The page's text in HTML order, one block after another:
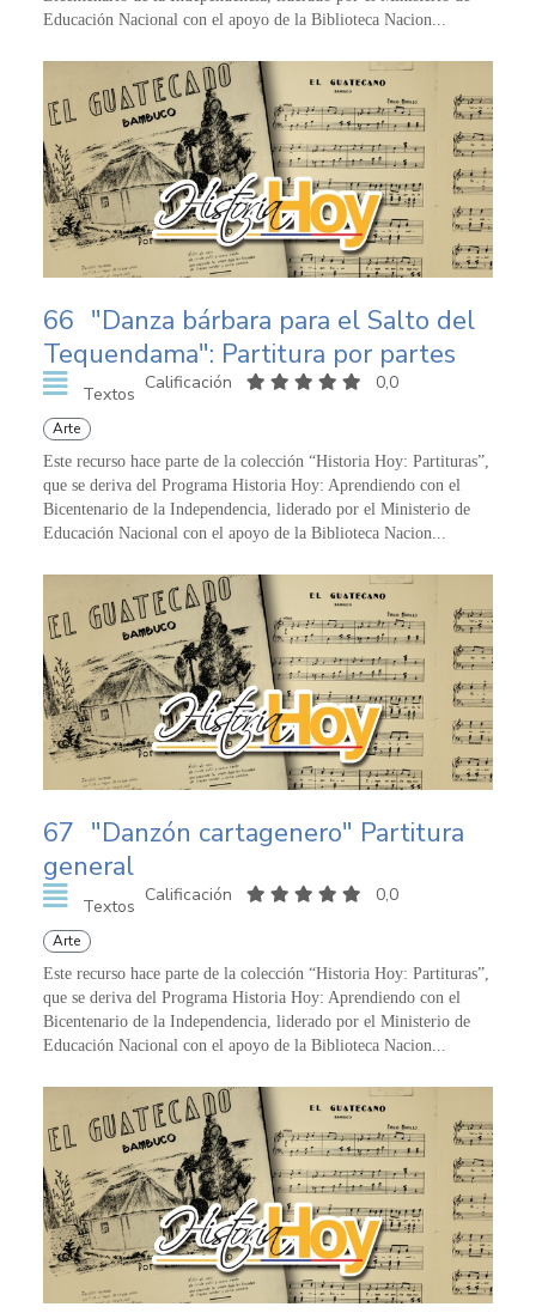
Educación Nacional con el apoyo de la Biblioteca Nacion...
66 "Danza bárbara para el Salto del
Tequendama": Partitura por partes
Textos
Calificación 0,0
Arte
Este recurso hace parte de la colección “Historia Hoy: Partituras”,
que se deriva del Programa Historia Hoy: Aprendiendo con el
Bicentenario de la Independencia, liderado por el Ministerio de
Educación Nacional con el apoyo de la Biblioteca Nacion...
67 "Danzón cartagenero" Partitura
general
Textos
Calificación 0,0
Arte
Este recurso hace parte de la colección “Historia Hoy: Partituras”,
que se deriva del Programa Historia Hoy: Aprendiendo con el
Bicentenario de la Independencia, liderado por el Ministerio de
Educación Nacional con el apoyo de la Biblioteca Nacion...